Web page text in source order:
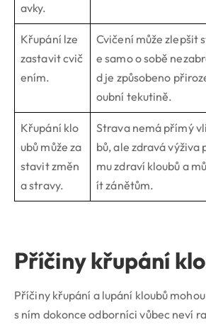
avky.
Křupání lze
zastavit cvič
ením.
Cvičení může zlepšit
e samo o sobě
d je způsobeno
oubní tekutině.
Křupání klo
ubů může za
stavit změn
a stravy.
Strava nemá přímý
bů, ale zdravá výživa
mu zdraví kloubů a
ít zánětům.
Příčiny křupání
Příčiny křupání a lupání kloubů
s ním dokonce odborníci vůbec neví